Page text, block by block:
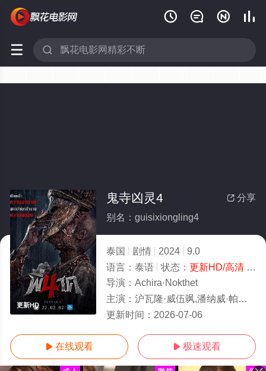
   
 
更新HD
 分享
鬼寺凶灵4
别名：guisixiongling4
泰国 剧情 2024
9.0
语言： 泰语 状态： 更新HD/高清- 免费在线观看
导演： Achira·Nokthet
主演： 沪瓦隆·威伍飒,潘纳威·帕塔纳斯利,拉塔维·吉沃叻拉,皮拉维·塔奇沙鹏,Aim·Witthawat·Rattanab
更新时间： 2026-07-06
 在线观看  极速观看